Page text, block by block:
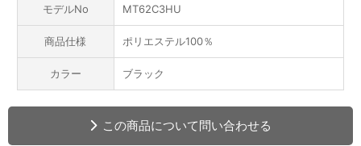
モデルNo MT62C3HU
商品仕様 ポリエステル100％
カラー ブラック
この商品について問い合わせる